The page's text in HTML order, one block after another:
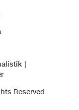
Reserved